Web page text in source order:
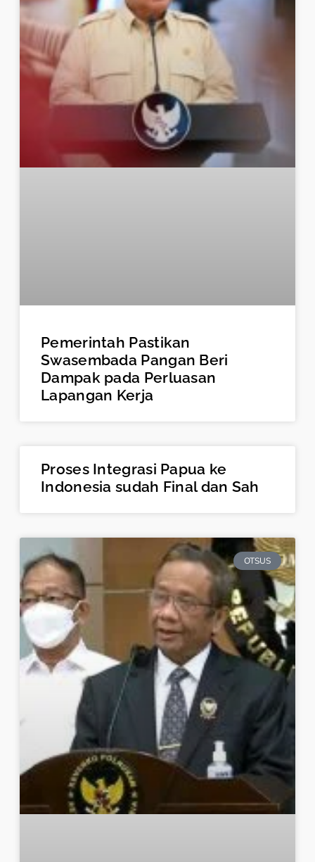
Pemerintah Pastikan
Swasembada Pangan Beri
Dampak pada Perluasan
Lapangan Kerja
Proses Integrasi Papua ke
Indonesia sudah Final dan Sah
OTSUS